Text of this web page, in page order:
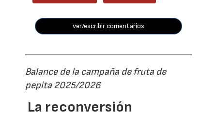
ver/escribir comentarios
Balance de la campaña de fruta de
pepita 2025/2026
La reconversión